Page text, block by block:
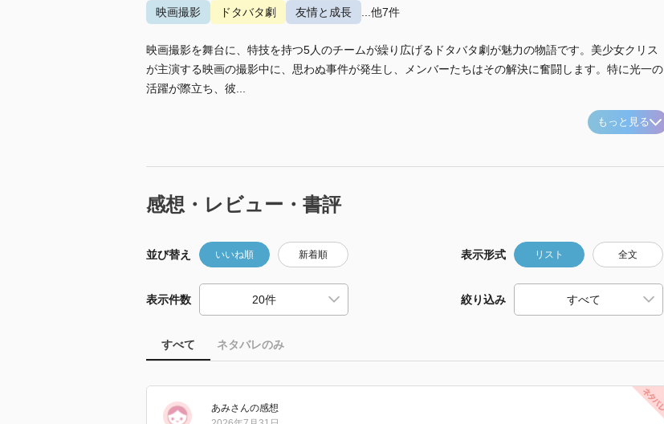
映画撮影 ドタバタ劇 友情と成長 ...他7件
映画撮影を舞台に、特技を持つ5人のチームが繰り広げるドタバタ劇が魅力の物語です。美少女クリス
が主演する映画の撮影中に、思わぬ事件が発生し、メンバーたちはその解決に奮闘します。特に光一の
活躍が際立ち、彼...
もっと見る
感想・レビュー・書評
並び替え いいね順 新着順 表示形式 リスト 全文
表示件数 絞り込み
すべて ネタバレのみ
あみさんの感想